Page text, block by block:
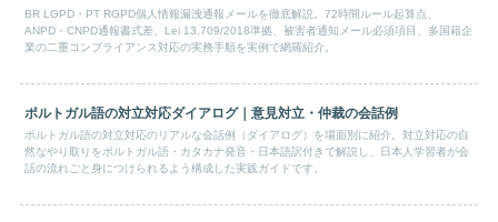
BR LGPD・PT RGPD個人情報漏洩通報メールを徹底解説。72時間ルール起算点、
ANPD・CNPD通報書式差、Lei 13.709/2018準拠、被害者通知メール必須項目、多国籍企
業の二重コンプライアンス対応の実務手順を実例で網羅紹介。
ポルトガル語の対立対応ダイアログ｜意見対立・仲裁の会話例
ポルトガル語の対立対応のリアルな会話例（ダイアログ）を場面別に紹介。対立対応の自
然なやり取りをポルトガル語・カタカナ発音・日本語訳付きで解説し、日本人学習者が会
話の流れごと身につけられるよう構成した実践ガイドです。